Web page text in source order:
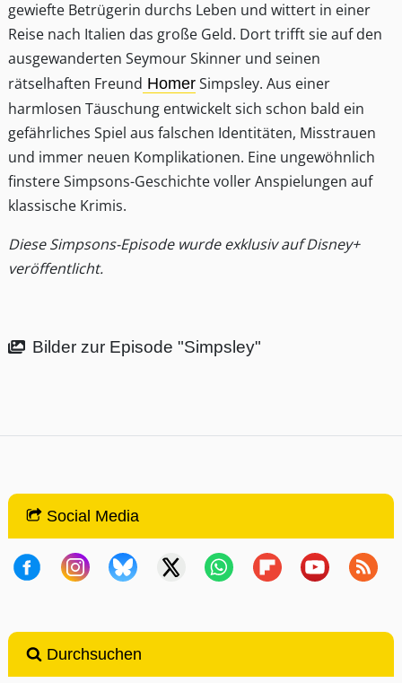
gewiefte Betrügerin durchs Leben und wittert in einer
Reise nach Italien das große Geld. Dort trifft sie auf den
ausgewanderten Seymour Skinner und seinen
rätselhaften Freund Homer Simpsley. Aus einer
harmlosen Täuschung entwickelt sich schon bald ein
gefährliches Spiel aus falschen Identitäten, Misstrauen
und immer neuen Komplikationen. Eine ungewöhnlich
finstere Simpsons-Geschichte voller Anspielungen auf
klassische Krimis.
Diese Simpsons-Episode wurde exklusiv auf Disney+
veröffentlicht.
Bilder zur Episode "Simpsley"
Social Media
Durchsuchen